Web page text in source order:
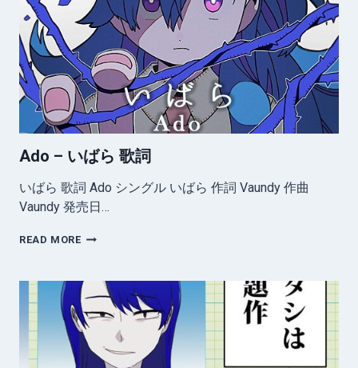
「ゾ
ン
ビ・
デ・
ダ
ン
ス」
新
テ
マ
ン
グ
Ado – いばら 歌詞
いばら 歌詞 Ado シングル いばら 作詞 Vaundy 作曲
Vaundy 発売日…
READ MOREADO
ば
ら
歌
詞